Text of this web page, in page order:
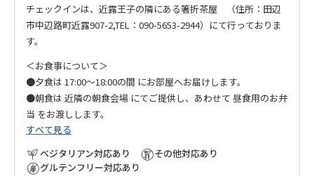
チェックインは、近露王子の隣にある箸折茶屋 （住所：田辺
市中辺路町近露907-2,TEL：090-5653-2944）にて行っておりま
す。
＜お食事について＞
●夕食は 17:00〜18:00の間 にお部屋へお届けします。
●朝食は 近隣の朝食会場 にてご提供し、あわせて 昼食用のお弁
当 をお渡しします。
すべて見る
ベジタリアン対応あり
グルテンフリー対応あり
その他対応あり